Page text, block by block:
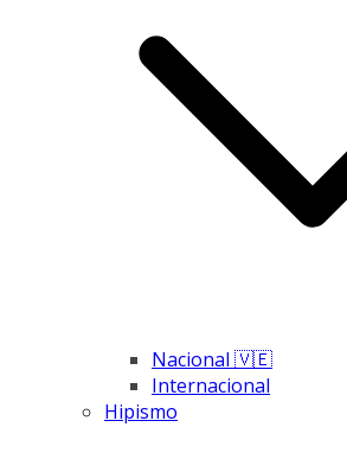
Nacional 🇻🇪
Internacional
Hipismo